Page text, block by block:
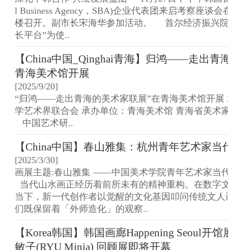
l Business Agency，SBA)企业代表团来启考察座谈
楼召开。副市长宋海华参加活动。 首尔经济振兴
长平台”为使..
【China中国_Qinghai青海】归鸿——走出青
青海美术馆开展
[2025/9/20]
“归鸿——走出青海的美术家联展”在青海美术馆开展
学艺术界联合会 承办单位：青海美术馆
中国艺术研..
【China中国】春山雅集：杭州青年艺术家当
[2025/3/30]
画展主题:春山雅集 ——中国美术学院青年艺术家当
当代山水画正经历着前所未有的精神重构。在数字
当下，新一代创作者以觉醒的文化基因叩问传统文
们既保留着「外师造化」的观察..
【Korea韩国】韩国画廊Happening Seoul开
敏子(RYU Minja) 回顾展即将开幕